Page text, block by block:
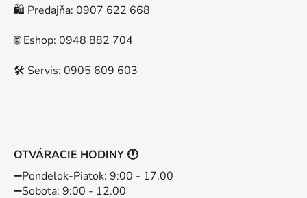
🛍️ Predajňa: 0907 622 668
🌐 Eshop: 0948 882 704
🛠️ Servis: 0905 609 603
OTVÁRACIE HODINY 🕐
➖️Pondelok-Piatok: 9:00 - 17.00
➖️Sobota: 9:00 - 12.00